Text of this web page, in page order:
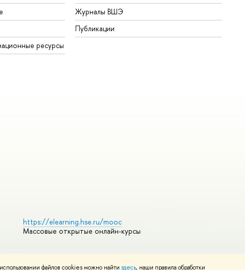
файлов cookies можно найти здесь, наши правила обработки
ресурсы
Журналы ВШЭ
Публикации
https://elearning.hse.ru/mooc
Массовые открытые онлайн-курсы